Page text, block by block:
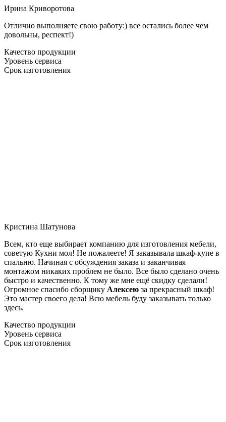
Ирина Криворотова
Отлично выполняете свою работу:) все остались более чем
довольны, респект!)
Качество продукции
Уровень сервиса
Срок изготовления
Кристина Шатунова
Всем, кто еще выбирает компанию для изготовления мебели,
советую Кухни мол! Не пожалеете! Я заказывала шкаф-купе в
спальню. Начиная с обсуждения заказа и заканчивая
монтажом никаких проблем не было. Все было сделано очень
быстро и качественно. К тому же мне ещё скидку сделали!
Огромное спасибо сборщику Алексею за прекрасный шкаф!
Это мастер своего дела! Всю мебель буду заказывать только
здесь.
Качество продукции
Уровень сервиса
Срок изготовления